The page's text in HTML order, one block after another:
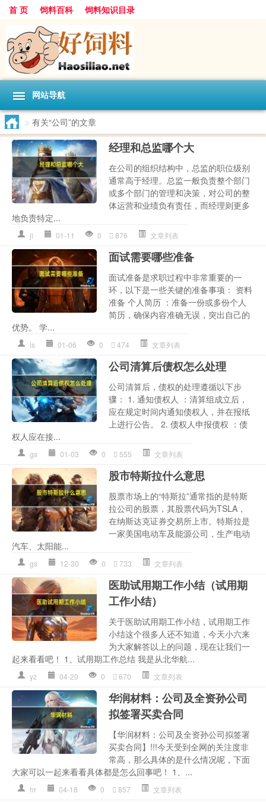
首 页 饲料百科 饲料知识目录
网站导航
> 有关“公司”的文章
经理和总监哪个大
在公司的组织结构中，总监的职位级别
通常高于经理。总监一般负责整个部门
或多个部门的管理和决策，对公司的整
体运营和业绩负有责任，而经理则更多
地负责特定...
jl 01-11 0 876 文章列表
面试需要哪些准备
面试准备是求职过程中非常重要的一
环，以下是一些关键的准备事项： 资料
准备 个人简历 ：准备一份或多份个人
简历，确保内容准确无误，突出自己的
优势。 学...
ls 01-06 0 474 文章列表
公司清算后债权怎么处理
公司清算后，债权的处理遵循以下步
骤： 1. 通知债权人 ：清算组成立后，
应在规定时间内通知债权人，并在报纸
上进行公告。 2. 债权人申报债权 ：债
权人应在接...
gs 01-03 0 555 文章列表
股市特斯拉什么意思
股票市场上的“特斯拉”通常指的是特斯
拉公司的股票，其股票代码为TSLA，
在纳斯达克证券交易所上市。特斯拉是
一家美国电动车及能源公司，生产电动
汽车、太阳能...
gs 12-30 0 733 文章列表
医助试用期工作小结（试用期
工作小结）
关于医助试用期工作小结，试用期工作
小结这个很多人还不知道，今天小六来
为大家解答以上的问题，现在让我们一
起来看看吧！ 1、试用期工作总结 我是从北华航...
yz 04-20 0 670 文章列表
华润材料：公司及全资孙公司
拟签署买卖合同
【华润材料：公司及全资孙公司拟签署
买卖合同】!!!今天受到全网的关注度非
常高，那么具体的是什么情况呢，下面
大家可以一起来看看具体都是怎么回事吧！ 1、...
hr 04-18 0 857 文章列表